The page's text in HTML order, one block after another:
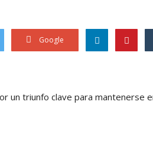
Google
un triunfo clave para mantenerse